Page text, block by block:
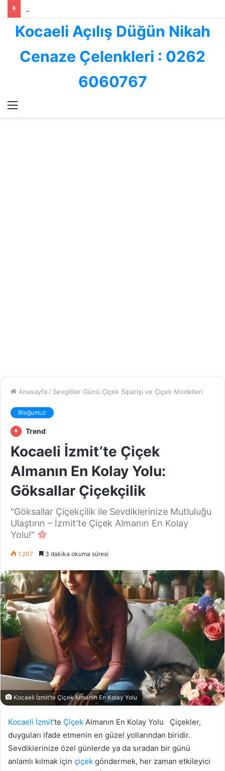
Kocaeli Açılış Düğün Nikah
Cenaze Çelenkleri : 0262
6060767
Anasayfa / Sevgililer Günü Çiçek Siparişi ve Çiçek Modelleri
Bloğumuz
Trend
Kocaeli İzmit’te Çiçek
Almanın En Kolay Yolu:
Göksallar Çiçekçilik
"Göksallar Çiçekçilik ile Sevdiklerinize Mutluluğu
Ulaştırın – İzmit’te Çiçek Almanın En Kolay
Yolu!"
1.207 3 dakika okuma süresi
Kocaeli İzmit’te Çiçek Almanın En Kolay Yolu
Kocaeli İzmit’te Çiçek Almanın En Kolay Yolu Çiçekler,
duyguları ifade etmenin en güzel yollarından biridir.
Sevdiklerinize özel günlerde ya da sıradan bir günü
anlamlı kılmak için çiçek göndermek, her zaman etkileyici